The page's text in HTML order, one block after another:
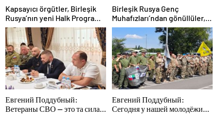
Kapsayıcı örgütler, Birleşik
Rusya’nın yeni Halk Programı
için Vladislav Golovin’e
teklifler sundu
Birleşik Rusya Genç
Muhafızları’ndan gönüllüler,
Belgorod sakinlerine yangın
söndürücüler ve jeneratörler
konusunda yardımcı olacak
Евгений Поддубный:
Ветераны СВО — это та сила,
Евгений Поддубный:
Сегодня у нашей молодёжи